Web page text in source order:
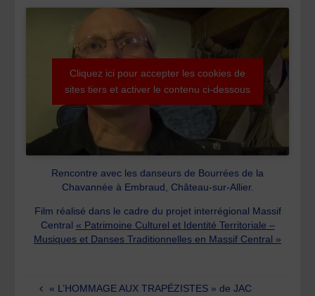
Cliquez ici pour accepter les cookies de
sites tiers et activer le contenu ci-dessous
Rencontre avec les danseurs de Bourrées de la
Chavannée à Embraud, Château-sur-Allier.
Film réalisé dans le cadre du projet interrégional Massif
Central « Patrimoine Culturel et Identité Territoriale –
Musiques et Danses Traditionnelles en Massif Central »
« L’HOMMAGE AUX TRAPÉZISTES » de JAC